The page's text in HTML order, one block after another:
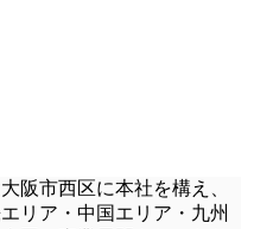
阪市西区に本社を構え、
リア・中国エリア・九州